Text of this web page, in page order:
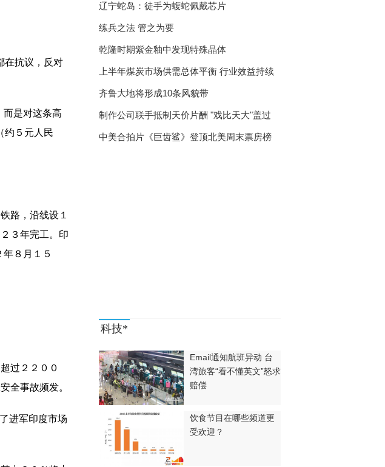
之梦》亮相沈城
访沈阳市府恒隆广场总
在抗议，反对
而是对这条高
约５元人民
路，沿线设１
３年完工。印
８月１５
过２２００
全事故频发。
进军印度市场
辽宁蛇岛：徒手为蝮蛇佩戴芯片
练兵之法 管之为要
乾隆时期紫金釉中发现特殊晶体
上半年煤炭市场供需总体平衡 行业效益持续
齐鲁大地将形成10条风貌带
制作公司联手抵制天价片酬 "戏比天大"盖过
中美合拍片《巨齿鲨》登顶北美周末票房榜
科技*
Email通知航班异动 台
湾旅客“看不懂英文”怒求
赔偿
饮食节目在哪些频道更
受欢迎？